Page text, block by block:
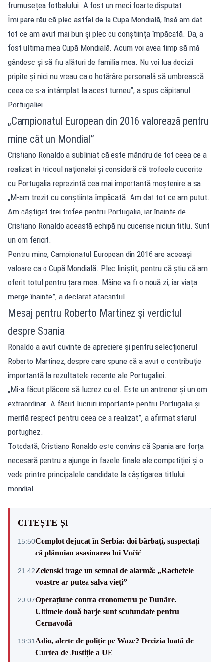
frumusețea fotbalului. A fost un meci foarte disputat.
Îmi pare rău că plec astfel de la Cupa Mondială, însă am dat
tot ce am avut mai bun și plec cu conștiința împăcată. Da, a
fost ultima mea Cupă Mondială. Acum voi avea timp să mă
gândesc și să fiu alături de familia mea. Nu voi lua decizii
pripite și nici nu vreau ca o hotărâre personală să umbrească
ceea ce s-a întâmplat la acest turneu”, a spus căpitanul
Portugaliei.
„Campionatul European din 2016 valorează pentru
mine cât un Mondial”
Cristiano Ronaldo a subliniat că este mândru de tot ceea ce a
realizat în tricoul naționalei și consideră că trofeele cucerite
cu Portugalia reprezintă cea mai importantă moștenire a sa.
„M-am trezit cu conștiința împăcată. Am dat tot ce am putut.
Am câștigat trei trofee pentru Portugalia, iar înainte de
Cristiano Ronaldo această echipă nu cucerise niciun titlu. Sunt
un om fericit.
Pentru mine, Campionatul European din 2016 are aceeași
valoare ca o Cupă Mondială. Plec liniștit, pentru că știu că am
oferit totul pentru țara mea. Mâine va fi o nouă zi, iar viața
merge înainte”, a declarat atacantul.
Mesaj pentru Roberto Martinez și verdictul
despre Spania
Ronaldo a avut cuvinte de apreciere și pentru selecționerul
Roberto Martinez, despre care spune că a avut o contribuție
importantă la rezultatele recente ale Portugaliei.
„Mi-a făcut plăcere să lucrez cu el. Este un antrenor și un om
extraordinar. A făcut lucruri importante pentru Portugalia și
merită respect pentru ceea ce a realizat”, a afirmat starul
portughez.
Totodată, Cristiano Ronaldo este convins că Spania are forța
necesară pentru a ajunge în fazele finale ale competiției și o
vede printre principalele candidate la câștigarea titlului
mondial.
CITEȘTE ȘI
15:50Complot dejucat în Serbia: doi bărbați, suspectați
că plănuiau asasinarea lui Vučić
21:42Zelenski trage un semnal de alarmă: „Rachetele
voastre ar putea salva vieți”
20:07Operațiune contra cronometru pe Dunăre.
Ultimele două barje sunt scufundate pentru
Cernavodă
18:31 Adio, alerte de poliție pe Waze? Decizia luată de
Curtea de Justiție a UE